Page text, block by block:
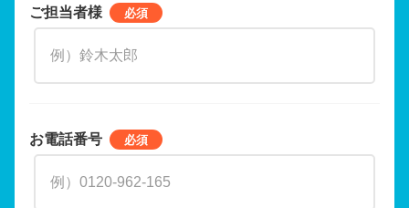
ご担当者様
お電話番号